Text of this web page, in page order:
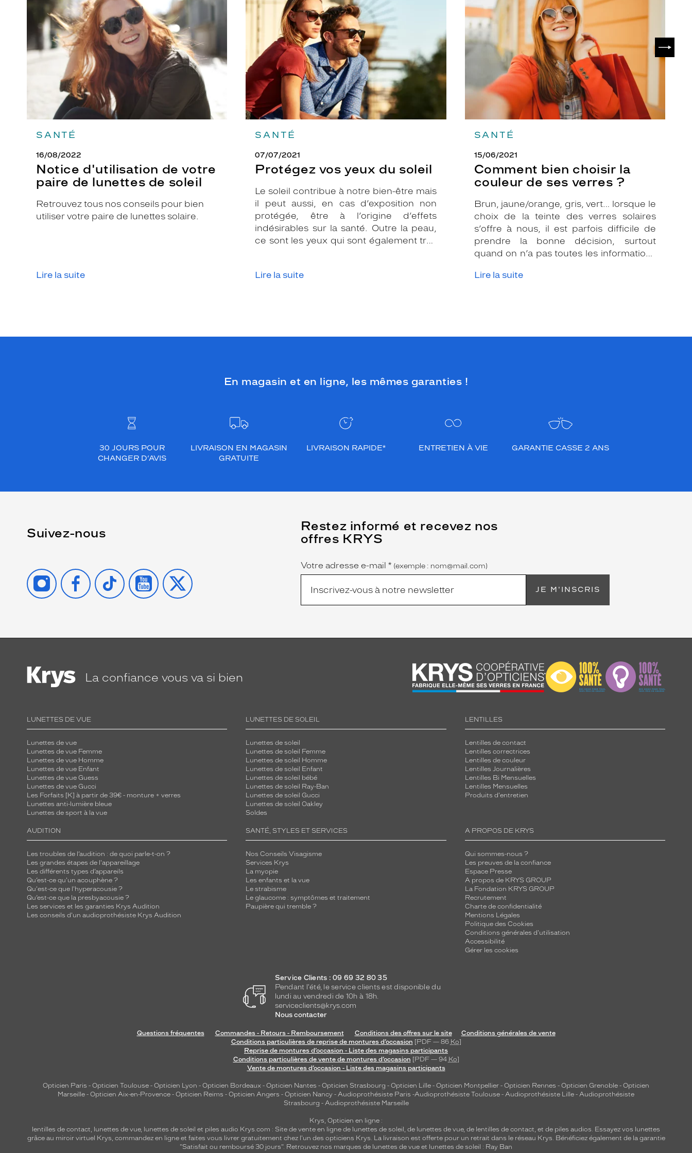
SANTÉ
16/08/2022
Notice d'utilisation de votre
paire de lunettes de soleil
Retrouvez tous nos conseils pour bien
utiliser votre paire de lunettes solaire.
Lire la suite
votre
paire
de
lunettes
de
SANTÉ
07/07/2021
Protégez vos yeux du soleil
Le soleil contribue à notre bien-être mais
il peut aussi, en cas d’exposition non
protégée, être à l’origine d’effets
indésirables sur la santé. Outre la peau,
ce sont les yeux qui sont également très
que le temps est couvert, il est donc
Lire la suite
yeux
soleil
SANTÉ
15/06/2021
Comment bien choisir la
couleur de ses verres ?
Brun, jaune/orange, gris, vert… lorsque le
choix de la teinte des verres solaires
s’offre à nous, il est parfois difficile de
prendre la bonne décision, surtout
quand on n’a pas toutes les informations
pour vous conseiller et apporter leur
Lire la suite
choisir
la
couleur
de
verres
En magasin et en ligne, les mêmes garanties !
30 JOURS POUR
CHANGER D’AVIS
LIVRAISON EN MAGASIN
GRATUITE
LIVRAISON RAPIDE* ENTRETIEN À VIE GARANTIE CASSE 2 ANS
Suivez-nous
INSTAGRAMFACEBOOK
TIKTOK YOUTUBE
X
Restez informé et recevez nos
offres KRYS
Name
Votre adresse e-mail *
(Ce
champ
est
obligatoire)
(exemple : nom@mail.com)
JE M'INSCRIS
La confiance vous va si bien
LUNETTES DE VUE
Lunettes de vue
Lunettes de vue Femme
Lunettes de vue Homme
Lunettes de vue Enfant
Lunettes de vue Guess
Lunettes de vue Gucci
Les Forfaits [K] à partir de 39€ - monture + verres
Lunettes anti-lumière bleue
Lunettes de sport à la vue
LUNETTES DE SOLEIL
Lunettes de soleil
Lunettes de soleil Femme
Lunettes de soleil Homme
Lunettes de soleil Enfant
Lunettes de soleil bébé
Lunettes de soleil Ray-Ban
Lunettes de soleil Gucci
Lunettes de soleil Oakley
Soldes
LENTILLES
Lentilles de contact
Lentilles correctrices
Lentilles de couleur
Lentilles Journalières
Lentilles Bi Mensuelles
Lentilles Mensuelles
Produits d'entretien
AUDITION
Les troubles de l’audition : de quoi parle-t-on ?
Les grandes étapes de l'appareillage
Les différents types d’appareils
Qu’est-ce qu'un acouphène ?
Qu'est-ce que l'hyperacousie ?
Qu’est-ce que la presbyacousie ?
Les services et les garanties Krys Audition
Les conseils d'un audioprothésiste Krys Audition
SANTÉ, STYLES ET SERVICES
Nos Conseils Visagisme
Services Krys
La myopie
Les enfants et la vue
Le strabisme
Le glaucome : symptômes et traitement
Paupière qui tremble ?
A PROPOS DE KRYS
Qui sommes-nous ?
Les preuves de la confiance
Espace Presse
A propos de KRYS GROUP
La Fondation KRYS GROUP
Recrutement
Charte de confidentialité
Mentions Légales
Politique des Cookies
Conditions générales d'utilisation
Accessibilité
Gérer les cookies
Service Clients : 09 69 32 80 35
Pendant l'été, le service clients est disponible du
lundi au vendredi de 10h à 18h.
serviceclients@krys.com
Nous contacter
Questions fréquentes Commandes - Retours - Remboursement Conditions des offres sur le site
Conditions générales de vente
Conditions particulières de reprise de montures d’occasion [PDF — 86 Ko]
Reprise de montures d’occasion - Liste des magasins participants
Conditions particulières de vente de montures d’occasion [PDF — 94 Ko]
Vente de montures d’occasion - Liste des magasins participants
Opticien Paris - Opticien Toulouse - Opticien Lyon - Opticien Bordeaux - Opticien Nantes - Opticien Strasbourg - Opticien Lille - Opticien Montpellier - Opticien Rennes - Opticien Grenoble - Opticien
Marseille - Opticien Aix-en-Provence - Opticien Reims - Opticien Angers - Opticien Nancy - Audioprothésiste Paris -Audioprothésiste Toulouse - Audioprothésiste Lille - Audioprothésiste
Strasbourg - Audioprothésiste Marseille
Krys, Opticien en ligne :
lentilles de contact, lunettes de vue, lunettes de soleil et piles audio Krys.com : Site de vente en ligne de lunettes de soleil, de lunettes de vue, de lentilles de contact, et de piles audios. Essayez vos lunettes
grâce au miroir virtuel Krys, commandez en ligne et faites vous livrer gratuitement chez l'un des opticiens Krys. La livraison est offerte pour un retrait dans le réseau Krys. Bénéficiez également de la garantie
"Satisfait ou remboursé 30 jours". Retrouvez nos marques de lunettes de vue et lunettes de soleil : Ray Ban